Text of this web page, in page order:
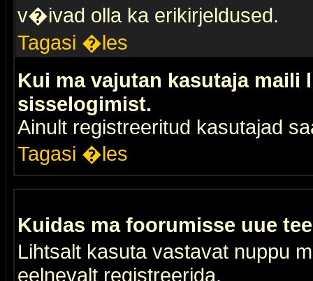
v�ivad olla ka erikirjeldused.
Tagasi �les
Kui ma vajutan kasutaja
sisselogimist.
Ainult registreeritud kasutajad
Tagasi �les
Kuidas ma foorumisse uue
Lihtsalt kasuta vastavat nuppu
eelnevalt registreerida.